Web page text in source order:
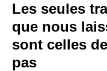
Les seules
que nous
sont celles
pas